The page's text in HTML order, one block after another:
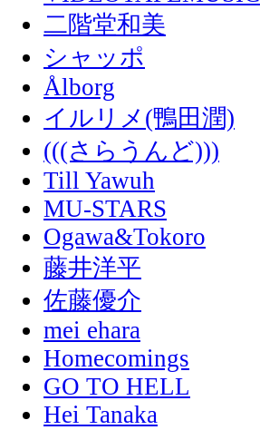
二階堂和美
シャッポ
Ålborg
イルリメ(鴨田潤)
(((さらうんど)))
Till Yawuh
MU-STARS
Ogawa&Tokoro
藤井洋平
佐藤優介
mei ehara
Homecomings
GO TO HELL
Hei Tanaka